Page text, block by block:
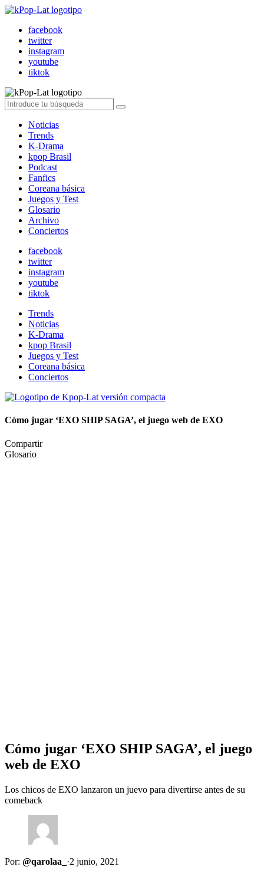
facebook
twitter
instagram
youtube
tiktok
Noticias
Trends
K-Drama
kpop Brasil
Podcast
Fanfics
Coreana básica
Juegos y Test
Glosario
Archivo
Conciertos
facebook
twitter
instagram
youtube
tiktok
Trends
Noticias
K-Drama
kpop Brasil
Juegos y Test
Coreana básica
Conciertos
Cómo jugar ‘EXO SHIP SAGA’, el juego web de EXO
Compartir
Glosario
Cómo jugar ‘EXO SHIP SAGA’, el juego
web de EXO
Los chicos de EXO lanzaron un juevo para divertirse antes de su
comeback
Por: @qarolaa_ ·2 junio, 2021